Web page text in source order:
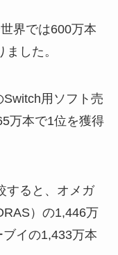
界では600万本
した。
用ソフト売
万本で1位を獲得
すると、オメガ
）の1,446万
ブイの1,433万本